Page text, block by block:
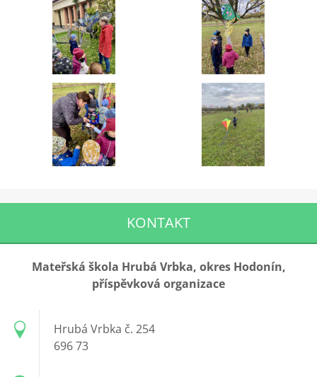
KONTAKT
Mateřská škola Hrubá Vrbka, okres Hodonín,
příspěvková organizace
Hrubá Vrbka č. 254
696 73